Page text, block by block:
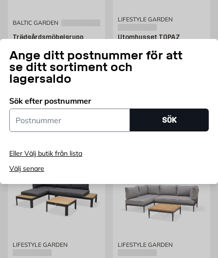
Ange ditt postnummer för att
se ditt sortiment och
lagersaldo
Sök efter postnummer
Postnummer
SÖK
Eller Välj butik från lista
Välj senare
BALTIC GARDEN
Trädgårdsmöbelgrupp
sitssoffa, 2 fåtöljer,
soffbord, beige Baltic
Garden
keramiskt glas|alu|polyester
Endast online
slut i lager
LIFESTYLE GARDEN
Utomhusset TOPAZ
2-sitssoffa + soffbord 73
cm Lifestyle Garden
LIFESTYLE GARDEN LIFESTYLE GARDEN